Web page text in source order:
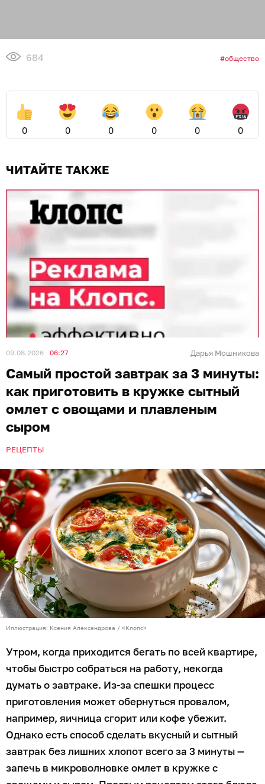
684 общество
0 0 0 0 0 0
ЧИТАЙТЕ ТАКЖЕ
09.08.2026 06:27 Дарья Мошникова
Самый простой завтрак за 3 минуты:
как приготовить в кружке сытный
омлет с овощами и плавленым
сыром
РЕЦЕПТЫ
Иллюстрация: Ксения Александрова / «Клопс»
Утром, когда приходится бегать по всей квартире,
чтобы быстро собраться на работу, некогда
думать о завтраке. Из-за спешки процесс
приготовления может обернуться провалом,
например, яичница сгорит или кофе убежит.
Однако есть способ сделать вкусный и сытный
завтрак без лишних хлопот всего за 3 минуты —
запечь в микроволновке омлет в кружке с